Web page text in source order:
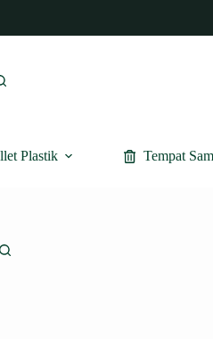
Plastik Tempat